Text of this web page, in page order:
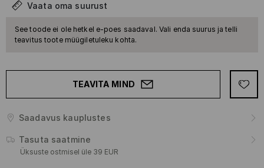
Vaata oma suurust
See toode ei ole hetkel e-poes saadaval. Vali enda suurus ja telli
teavitus toote müügiletuleku kohta.
TEAVITA MIND
Saadavus kauplustes
Tasuta saatmine
Üksuste ostmisel üle 39 EUR